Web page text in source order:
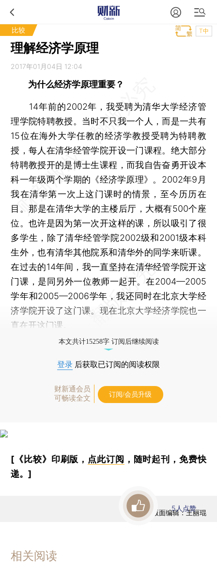
比较 T中
理解经济学原理
2017年01月04日 12:04
为什么经济学原理重要？
14年前的2002年，我受聘为清华大学经济管
理学院特聘教授。当时不只我一个人，而是一共有
15位在海外大学任教的经济学教授受聘为特聘教
授，每人在清华经管学院开设一门课程。绝大部分
特聘教授开的是博士生课程，而我自告奋勇开设本
科一年级两个学期的《经济学原理》。2002年9月
我在清华第一次上这门课时的情景，至今历历在
目。那是在清华大学的主楼后厅，大概有500个座
位。也许是因为第一次开这样的课，所以吸引了很
多学生，除了清华经管学院2002级和2001级本科
生外，也有清华其他院系和清华外的同学来听课。
在过去的14年间，我一直坚持在清华经管学院开这
门课，是同另外一位教师一起开。在2004—2005
学年和2005—2006学年，我还同时在北京大学经
济学院开设了这门课。现在北京大学经济学院也一
直在开这门课。
本文共计15258字 订阅后继续阅读
登录 后获取已订阅的阅读权限
财新通会员
可畅读全文
订阅/会员升级
[《比较》印刷版， 点此订阅 ，随时起刊，免费快
递。]
版面编辑：王丽琨
5人点赞
相关阅读